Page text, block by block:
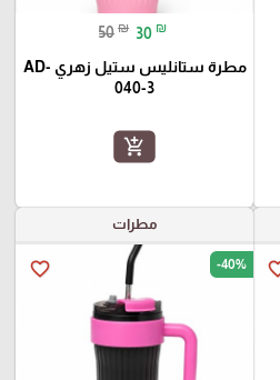
50 ₪ 30 ₪
مطرة ستانليس ستيل زهري AD-
040-3
add_shopping_cart
مطرات
favorite_border -40%